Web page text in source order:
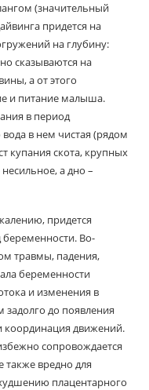
(значительный
придется на
на глубину:
сказываются на
а от этого
и питание малыша.
в период
вода в нем чистая (рядом
купания скота, крупных
а дно –
придется
беременности. Во-
травмы, падения,
беременности
и изменения в
задолго до появления
координация движений.
сопровождается
также вредно для
плацентарного